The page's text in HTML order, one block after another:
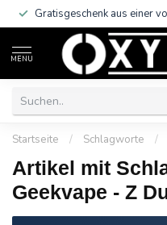
Gratisgeschenk aus einer
MENU
Startseite / Schlagworte /
Artikel mit
Geekvape - Z